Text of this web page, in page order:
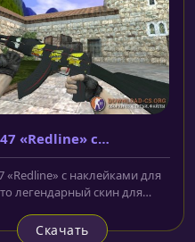
«Redline» с
«Redline» с наклейками для
легендарный скин для
Скачать